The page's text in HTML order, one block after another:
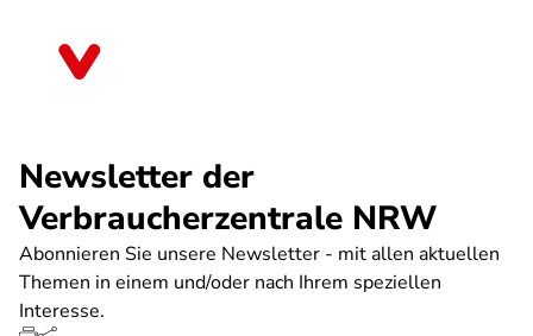
Newsletter der
Verbraucherzentrale NRW
Abonnieren Sie unsere Newsletter - mit allen aktuellen
Themen in einem und/oder nach Ihrem speziellen
Interesse.